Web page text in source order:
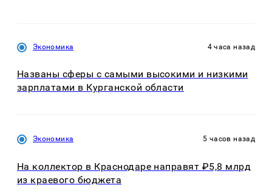
Экономика 4 часа назад
Названы сферы с самыми высокими и низкими
зарплатами в Курганской области
Экономика 5 часов назад
На коллектор в Краснодаре направят ₽5,8 млрд
из краевого бюджета